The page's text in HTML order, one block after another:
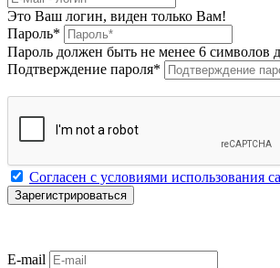
Это Ваш логин, виден только Вам!
Пароль*
Пароль должен быть не менее 6 символов
Подтверждение пароля*
Согласен с условиями использования
E-mail